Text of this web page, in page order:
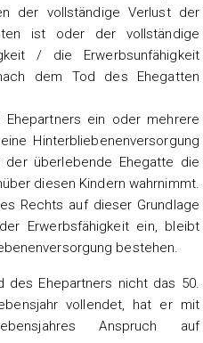
der vollständige Verlust der
ist oder der vollständige
/ die Erwerbsunfähigkeit
dem Tod des Ehegatten
ein oder mehrere
Hinterbliebenenversorgung
der überlebende Ehegatte die
diesen Kindern wahrnimmt.
Rechts auf dieser Grundlage
Erwerbsfähigkeit ein, bleibt
bestehen.
des Ehepartners nicht das 50.
vollendet, hat er mit
Anspruch auf